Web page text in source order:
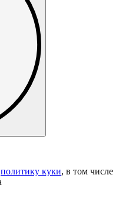
политику куки, в том числе